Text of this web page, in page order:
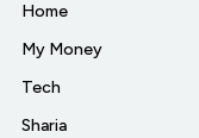
Home
My Money
Tech
Sharia